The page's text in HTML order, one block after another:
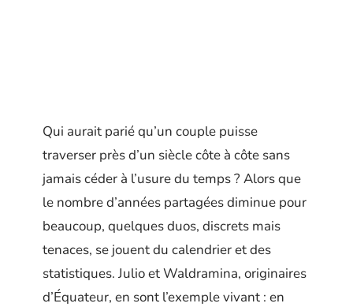
Qui aurait parié qu’un couple puisse
traverser près d’un siècle côte à côte sans
jamais céder à l’usure du temps ? Alors que
le nombre d’années partagées diminue pour
beaucoup, quelques duos, discrets mais
tenaces, se jouent du calendrier et des
statistiques. Julio et Waldramina, originaires
d’Équateur, en sont l’exemple vivant : en